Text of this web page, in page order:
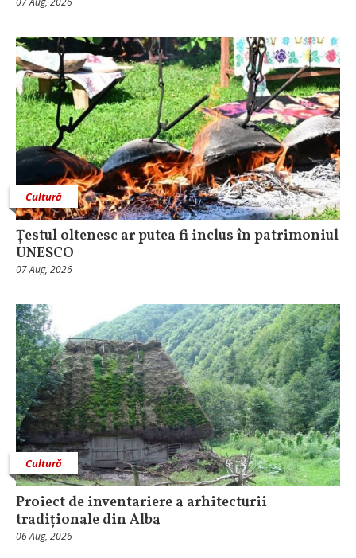
Cultură
Țestul oltenesc ar putea fi inclus în patrimoniul
UNESCO
07 Aug, 2026
Cultură
Proiect de inventariere a arhitecturii
tradiționale din Alba
06 Aug, 2026